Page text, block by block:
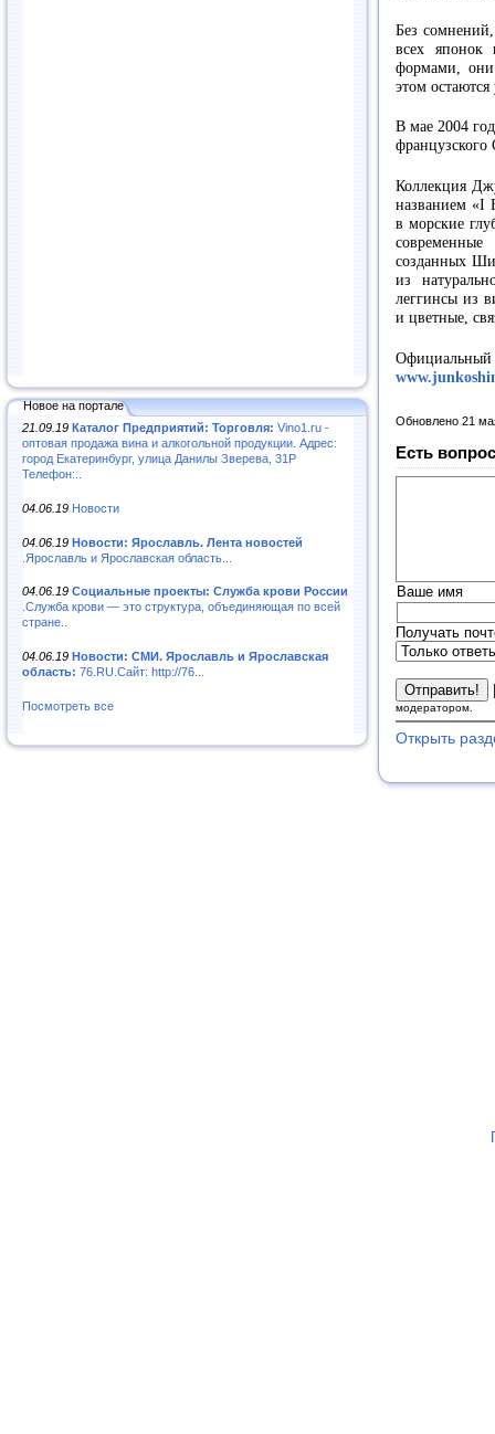
Новое на портале
21.09.19 Каталог Предприятий: Торговля: Vino1.ru -
оптовая продажа вина и алкогольной продукции. Адрес:
город Екатеринбург, улица Данилы Зверева, 31Р
Телефон:..
04.06.19 Новости
04.06.19 Новости: Ярославль. Лента новостей
.Ярославль и Ярославская область...
04.06.19 Социальные проекты: Служба крови России
.Служба крови — это структура, объединяющая по всей
стране..
04.06.19 Новости: СМИ. Ярославль и Ярославская
область: 76.RU.Сайт: http://76...
Посмотреть все
Без
всех японок
формами, они
этом
В мае 2004
Коллекция
названием «I
в морские
созданных
из
леггинсы из
и цветные,
Обновлено 21
Есть
Ваше имя
Получать
модератором.
Открыть